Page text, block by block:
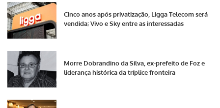
Cinco anos após privatização, Ligga Telecom será
vendida; Vivo e Sky entre as interessadas
Morre Dobrandino da Silva, ex-prefeito de Foz e
liderança histórica da tríplice fronteira